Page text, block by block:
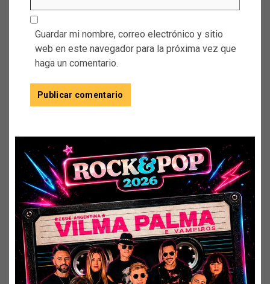
Guardar mi nombre, correo electrónico y sitio
web en este navegador para la próxima vez que
haga un comentario.